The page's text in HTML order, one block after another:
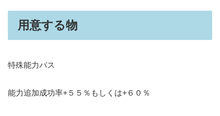
用意する物
特殊能力パス
能力追加成功率+５５％もしくは+６０％